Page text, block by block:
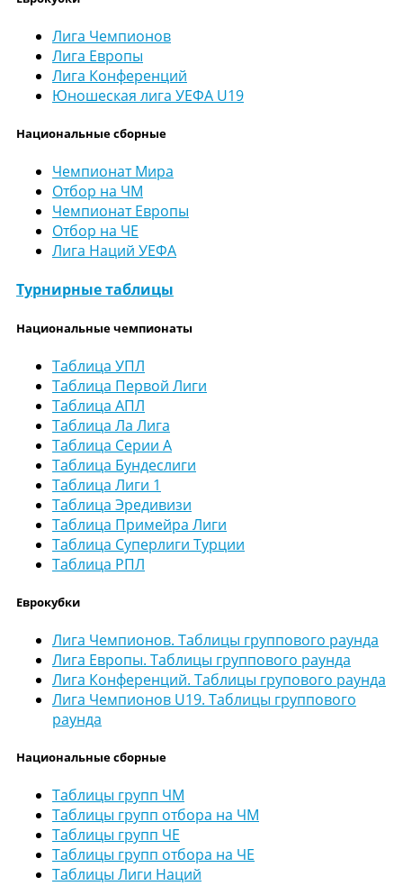
Лига Чемпионов
Лига Европы
Лига Конференций
Юношеская лига УЕФА U19
Национальные сборные
Чемпионат Мира
Отбор на ЧМ
Чемпионат Европы
Отбор на ЧЕ
Лига Наций УЕФА
Турнирные таблицы
Национальные чемпионаты
Таблица УПЛ
Таблица Первой Лиги
Таблица АПЛ
Таблица Ла Лига
Таблица Серии А
Таблица Бундеслиги
Таблица Лиги 1
Таблица Эредивизи
Таблица Примейра Лиги
Таблица Суперлиги Турции
Таблица РПЛ
Еврокубки
Лига Чемпионов. Таблицы группового раунда
Лига Европы. Таблицы группового раунда
Лига Конференций. Таблицы групового раунда
Лига Чемпионов U19. Таблицы группового
раунда
Национальные сборные
Таблицы групп ЧМ
Таблицы групп отбора на ЧМ
Таблицы групп ЧЕ
Таблицы групп отбора на ЧЕ
Таблицы Лиги Наций